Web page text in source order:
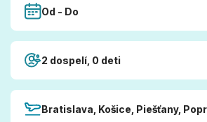
Od - Do
2 dospelí, 0 deti
Bratislava, Košice, Piešťany,